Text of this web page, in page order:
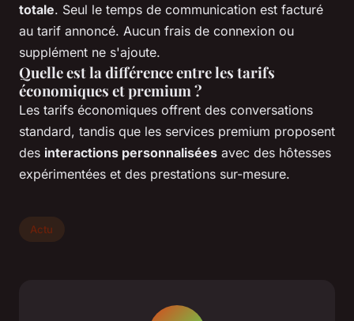
totale. Seul le temps de communication est facturé
au tarif annoncé. Aucun frais de connexion ou
supplément ne s'ajoute.
Quelle est la différence entre les tarifs
économiques et premium ?
Les tarifs économiques offrent des conversations
standard, tandis que les services premium proposent
des interactions personnalisées avec des hôtesses
expérimentées et des prestations sur-mesure.
Actu